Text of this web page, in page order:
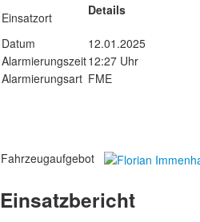
Einsatzort Details
Datum
12.01.2025
Alarmierungszeit12:27 Uhr
Alarmierungsart FME
Fahrzeugaufgebot
Einsatzbericht